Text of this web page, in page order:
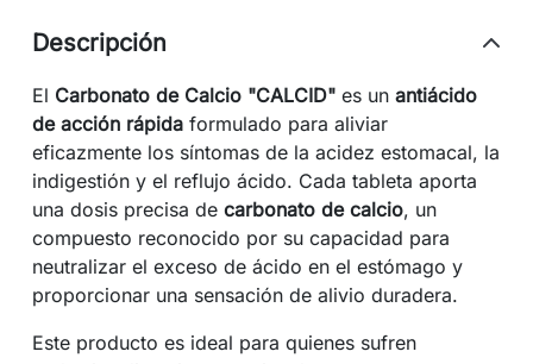
Descripción
El Carbonato de Calcio "CALCID" es un antiácido
de acción rápida formulado para aliviar
eficazmente los síntomas de la acidez estomacal, la
indigestión y el reflujo ácido. Cada tableta aporta
una dosis precisa de carbonato de calcio, un
compuesto reconocido por su capacidad para
neutralizar el exceso de ácido en el estómago y
proporcionar una sensación de alivio duradera.
Este producto es ideal para quienes sufren